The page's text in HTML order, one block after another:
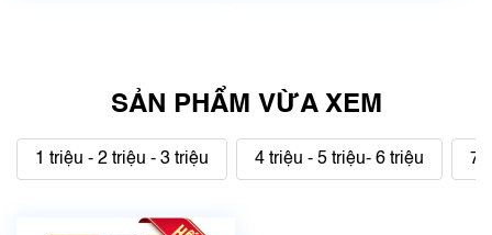
SẢN PHẨM VỪA XEM
1 triệu - 2 triệu - 3 triệu 4 triệu - 5 triệu- 6 triệu 7